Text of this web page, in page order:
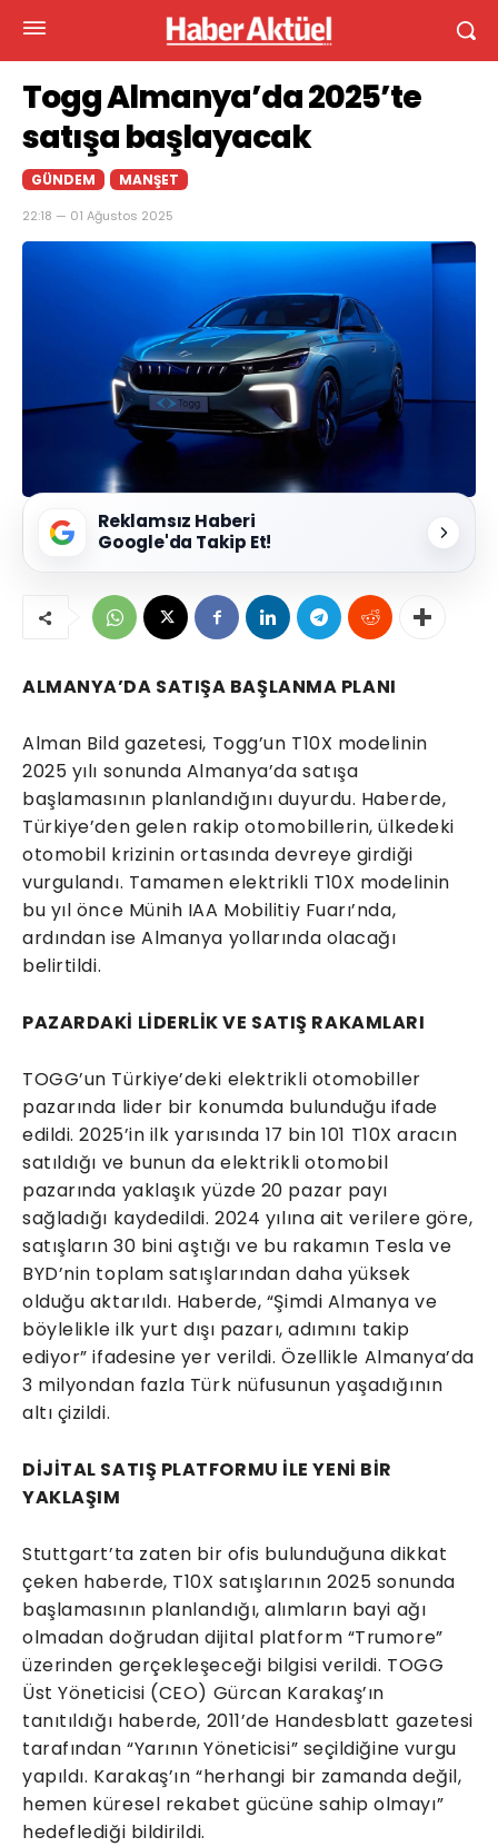
Togg Almanya’da 2025’te
satışa başlayacak
GÜNDEM MANŞET
22:18 — 01 Ağustos 2025
Reklamsız Haberi
Google'da Takip Et!
ALMANYA’DA SATIŞA BAŞLANMA PLANI
Alman Bild gazetesi, Togg’un T10X modelinin
2025 yılı sonunda Almanya’da satışa
başlamasının planlandığını duyurdu. Haberde,
Türkiye’den gelen rakip otomobillerin, ülkedeki
otomobil krizinin ortasında devreye girdiği
vurgulandı. Tamamen elektrikli T10X modelinin
bu yıl önce Münih IAA Mobilitiy Fuarı’nda,
ardından ise Almanya yollarında olacağı
belirtildi.
PAZARDAKİ LİDERLİK VE SATIŞ RAKAMLARI
TOGG’un Türkiye’deki elektrikli otomobiller
pazarında lider bir konumda bulunduğu ifade
edildi. 2025’in ilk yarısında 17 bin 101 T10X aracın
satıldığı ve bunun da elektrikli otomobil
pazarında yaklaşık yüzde 20 pazar payı
sağladığı kaydedildi. 2024 yılına ait verilere göre,
satışların 30 bini aştığı ve bu rakamın Tesla ve
BYD’nin toplam satışlarından daha yüksek
olduğu aktarıldı. Haberde, “Şimdi Almanya ve
böylelikle ilk yurt dışı pazarı, adımını takip
ediyor” ifadesine yer verildi. Özellikle Almanya’da
3 milyondan fazla Türk nüfusunun yaşadığının
altı çizildi.
DİJİTAL SATIŞ PLATFORMU İLE YENİ BİR
YAKLAŞIM
Stuttgart’ta zaten bir ofis bulunduğuna dikkat
çeken haberde, T10X satışlarının 2025 sonunda
başlamasının planlandığı, alımların bayi ağı
olmadan doğrudan dijital platform “Trumore”
üzerinden gerçekleşeceği bilgisi verildi. TOGG
Üst Yöneticisi (CEO) Gürcan Karakaş’ın
tanıtıldığı haberde, 2011’de Handesblatt gazetesi
tarafından “Yarının Yöneticisi” seçildiğine vurgu
yapıldı. Karakaş’ın “herhangi bir zamanda değil,
hemen küresel rekabet gücüne sahip olmayı”
hedeflediği bildirildi.